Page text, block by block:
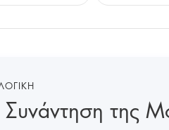
Συνάντηση της